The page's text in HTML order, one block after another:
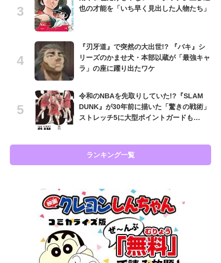
也の才能を「いち早く見出した人物たち」
『刃牙道』で突然の大出世!? 『バキ』シ
リーズのかませ犬・本部以蔵が「最強キャ
ラ」の座に躍り出たワケ
令和のNBAを先取りしていた!?『SLAM
DUNK』が30年前に描いた「驚きの戦術」
ストレッチ5に大型ポイントガードも…
ランキング一覧